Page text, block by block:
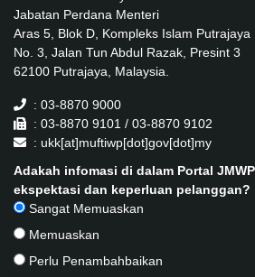
Jabatan Perdana Menteri
Aras 5, Blok D, Kompleks Islam Putrajaya
No. 3, Jalan Tun Abdul Razak, Presint 3
62100 Putrajaya, Malaysia.
: 03-8870 9000
: 03-8870 9101 / 03-8870 9102
: ukk[at]muftiwp[dot]gov[dot]my
Adakah infomasi di dalam Portal
ekspektasi dan keperluan pelanggan?
Sangat Memuaskan
Memuaskan
Perlu Penambahbaikan